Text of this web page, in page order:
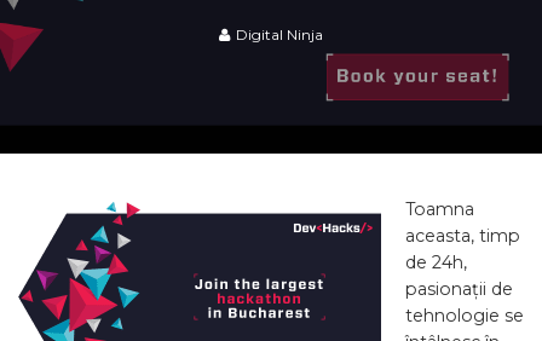
Digital Ninja
Toamna
aceasta, timp
de 24h,
pasionații de
tehnologie se